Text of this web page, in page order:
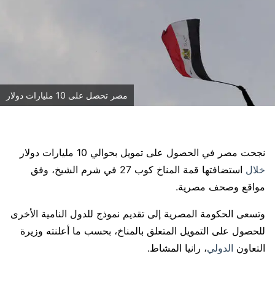
مصر تحصل على 10 مليارات دولار
نجحت مصر في الحصول على تمويل بحوالي 10 مليارات دولار
خلال
استضافتها قمة المناخ كوب 27 في شرم الشيخ، وفق
مواقع وصحف مصرية.
وتسعى الحكومة المصرية إلى تقديم نموذج للدول النامية الأخرى
للحصول على التمويل المتعلق بالمناخ، بحسب ما أعلنته وزيرة
التعاون الدولي، رانيا المشاط.